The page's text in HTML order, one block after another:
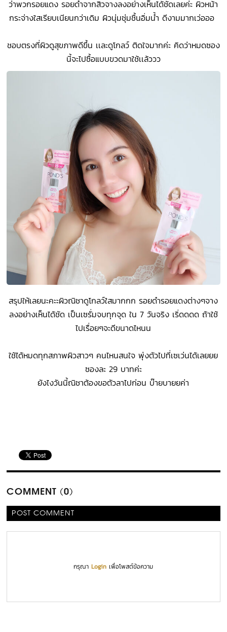
ว่าพวกรอยแดง รอยดำจากสิวจางลงอย่างเห็นได้ชัดเลยค่ะ ผิวหน้า
กระจ่างใสเรียบเนียนกว่าเดิม ผิวนุ่มชุ่มชื้นอิ่มน้ำ ดีงามมากเว่อออ
ชอบตรงที่ผิวดูสุขภาพดีขึ้น เเละดูโกลว์ ติดใจมากค่ะ คิดว่าหมดซอง
นี้จะไปซื้อแบบขวดมาใช้เเล้ววว
สรุปให้เลยนะคะะผิวณิชาดูโกลว์ใสมากกก รอยดำรอยแดงต่างๆจาง
ลงอย่างเห็นได้ชัด เป็นเซรั่มจบทุกจุด ใน 7 วันจริง เริ่ดดดด ถ้าใช้
ไปเรื่อยๆจะดีขนาดไหนน
ใช้ได้หมดทุกสภาพผิวสาวๆ คนไหนสนใจ พุ่งตัวไปที่เซเว่นได้เลยยย
ซองละ 29 บาทค่ะ
ยังไงวันนี้ณิชาต้องขอตัวลาไปก่อน บ๊ายบายยค่า
COMMENT (0)
POST COMMENT
กรุณาLogin เพื่อโพสต์ข้อความ